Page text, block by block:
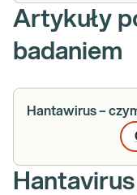
Artykuły
badaniem
Hantawirus –